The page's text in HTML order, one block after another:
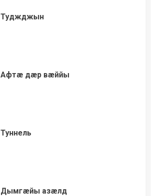
Туджджын
Афтæ дæр вæййы
Туннель
Дымгæйы азæлд